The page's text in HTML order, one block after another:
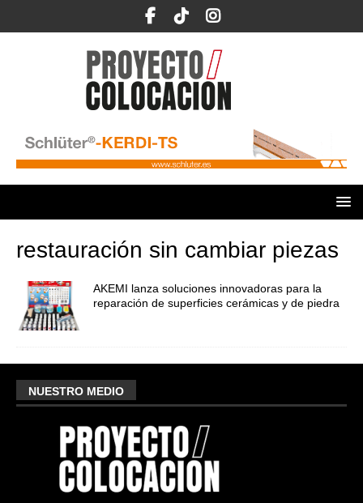
restauración sin cambiar piezas
AKEMI lanza soluciones innovadoras para la
reparación de superficies cerámicas y de piedra
NUESTRO MEDIO